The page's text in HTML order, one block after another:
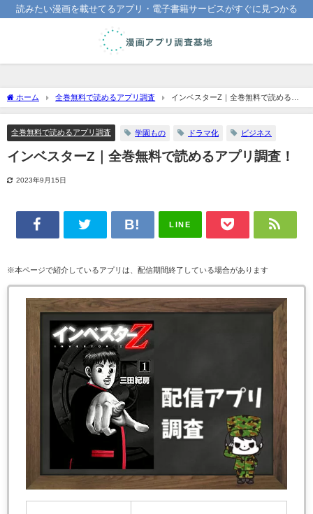
読みたい漫画を載せてるアプリ・電子書籍サービスがすぐに見つかる
ホーム 全巻無料で読めるアプリ調査
インベスターZ｜全巻無料で読めるア
プリ調査！
全巻無料で読めるアプリ調査 学園もの ドラマ化 ビジネス
インベスターZ｜全巻無料で読めるアプリ調査！
2023年9月15日
LINE
※本ページで紹介しているアプリは、配信期間終了している場合があります